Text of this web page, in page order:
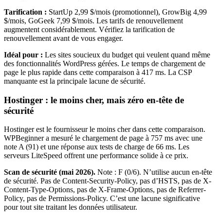
Tarification : StartUp 2,99 $/mois (promotionnel), GrowBig 4,99
$/mois, GoGeek 7,99 $/mois. Les tarifs de renouvellement
augmentent considérablement. Vérifiez la tarification de
renouvellement avant de vous engager.
Idéal pour : Les sites soucieux du budget qui veulent quand même
des fonctionnalités WordPress gérées. Le temps de chargement de
page le plus rapide dans cette comparaison à 417 ms. La CSP
manquante est la principale lacune de sécurité.
Hostinger : le moins cher, mais zéro en-tête de
sécurité
Hostinger est le fournisseur le moins cher dans cette comparaison.
WPBeginner a mesuré le chargement de page à 757 ms avec une
note A (91) et une réponse aux tests de charge de 66 ms. Les
serveurs LiteSpeed offrent une performance solide à ce prix.
Scan de sécurité (mai 2026). Note : F (0/6). N’utilise aucun en-tête
de sécurité. Pas de Content-Security-Policy, pas d’HSTS, pas de X-
Content-Type-Options, pas de X-Frame-Options, pas de Referrer-
Policy, pas de Permissions-Policy. C’est une lacune significative
pour tout site traitant les données utilisateur.